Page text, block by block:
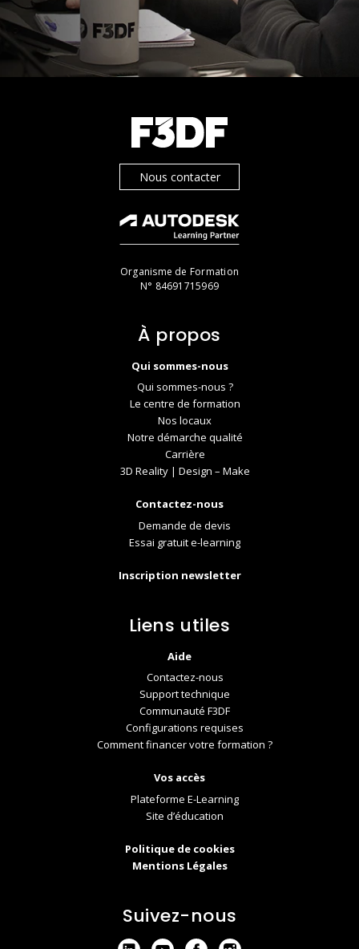
Nous contacter
Organisme de Formation
N° 84691715969
À propos
Qui sommes-nous
Qui sommes-nous ?
Le centre de formation
Nos locaux
Notre démarche qualité
Carrière
3D Reality | Design – Make
Contactez-nous
Demande de devis
Essai gratuit e-learning
Inscription newsletter
Liens utiles
Aide
Contactez-nous
Support technique
Communauté F3DF
Configurations requises
Comment financer votre formation ?
Vos accès
Plateforme E-Learning
Site d’éducation
Politique de cookies
Mentions Légales
Suivez-nous